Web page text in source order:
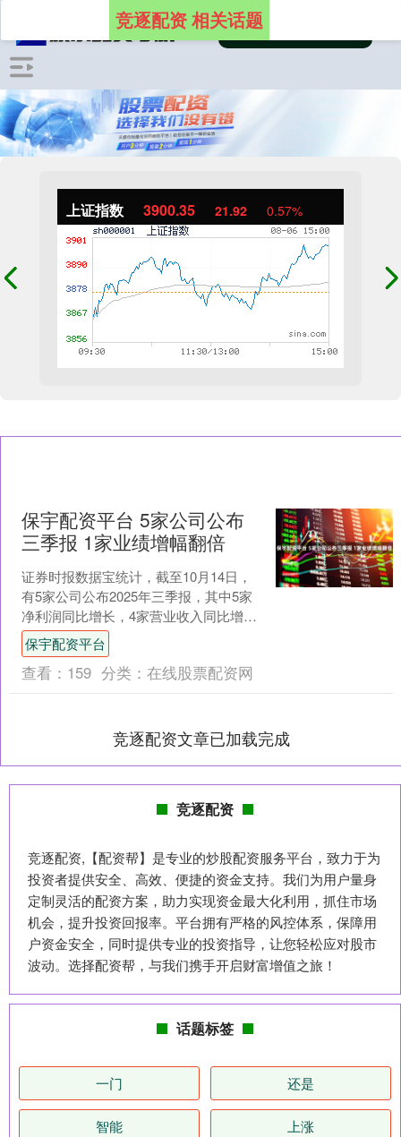
上证指数 3900.35 21.92 0.57%
竞逐配资 相关话题
保宇配资平台 5家公司公布
三季报 1家业绩增幅翻倍
证券时报数据宝统计，截至10月14日，
有5家公司公布2025年三季报，其中5家
净利润同比增长，4家营业收入同比增
长，1家同比下降，净利润和营业收入同
时增长的公司....
保宇配资平台
查看： 159 分类： 在线股票配资网
竞逐配资文章已加载完成
竞逐配资
竞逐配资,【配资帮】是专业的炒股配资服务平台，致力于为
投资者提供安全、高效、便捷的资金支持。我们为用户量身
定制灵活的配资方案，助力实现资金最大化利用，抓住市场
机会，提升投资回报率。平台拥有严格的风控体系，保障用
户资金安全，同时提供专业的投资指导，让您轻松应对股市
波动。选择配资帮，与我们携手开启财富增值之旅！
话题标签
一门 还是
智能 上涨